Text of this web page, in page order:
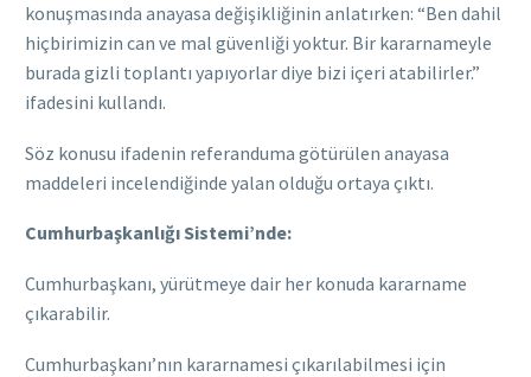
konuşmasında anayasa değişikliğinin anlatırken: “Ben dahil
hiçbirimizin can ve mal güvenliği yoktur. Bir kararnameyle
burada gizli toplantı yapıyorlar diye bizi içeri atabilirler.”
ifadesini kullandı.
Söz konusu ifadenin referanduma götürülen anayasa
maddeleri incelendiğinde yalan olduğu ortaya çıktı.
Cumhurbaşkanlığı Sistemi’nde:
Cumhurbaşkanı, yürütmeye dair her konuda kararname
çıkarabilir.
Cumhurbaşkanı’nın kararnamesi çıkarılabilmesi için